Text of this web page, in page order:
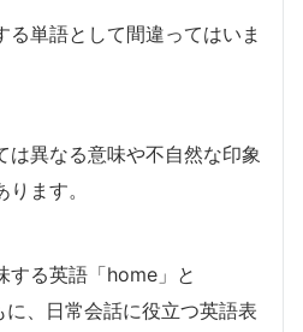
る単語として間違ってはいま
は異なる意味や不自然な印象
ます。
する英語「home」と
に、日常会話に役立つ英語表